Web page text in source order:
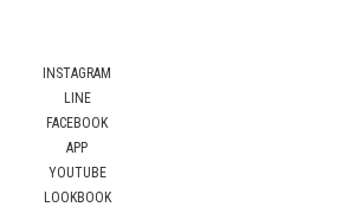
INSTAGRAM
LINE
FACEBOOK
APP
YOUTUBE
LOOKBOOK